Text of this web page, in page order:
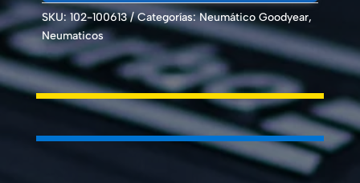
SKU:102-100613 Categorías:Neumático Goodyear,
Neumaticos